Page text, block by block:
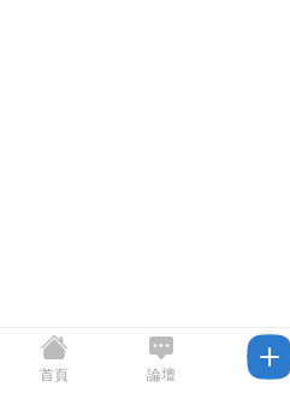
首頁 論壇